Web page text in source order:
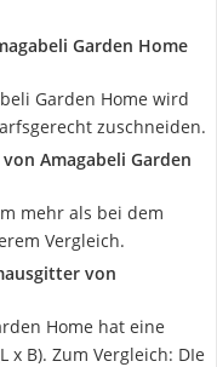
Garden Home
Garden Home wird
zuschneiden.
Amagabeli Garden
mehr als bei dem
Vergleich.
von
Home hat eine
x B). Zum Vergleich: DIe